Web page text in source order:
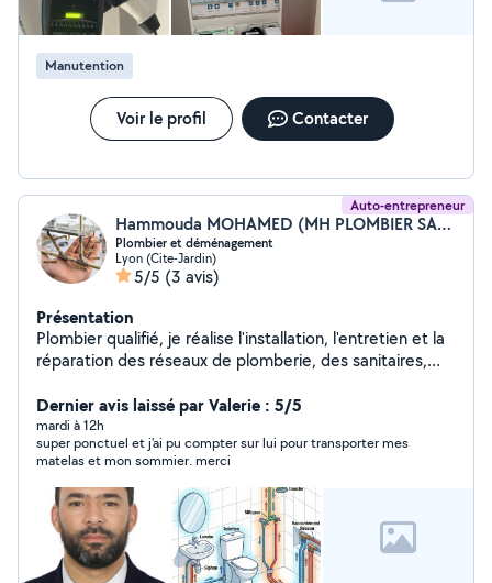
Manutention
Voir le profil Contacter
Auto-entrepreneur
Hammouda MOHAMED (MH PLOMBIER SANITAIRE ET CH)
Plombier et déménagement
Lyon (Cite-Jardin)
5/5 (3 avis)
Présentation
Plombier qualifié, je réalise l'installation, l'entretien et la
réparation des réseaux de plomberie, des sanitaires,
sais lire les plans, diagnostiquer les pannes et intervenir
efficacement dans le respect des normes de sécurité.
Sérieux, autonome, ponctuel et motivé, je travaille aussi
bien en équipe que de manière indépendante et je
m'adapte rapidement aux exigences du chantier.
Dernier avis laissé par Valerie : 5/5
mardi à 12h
super ponctuel et j'ai pu compter sur lui pour transporter mes
matelas et mon sommier. merci